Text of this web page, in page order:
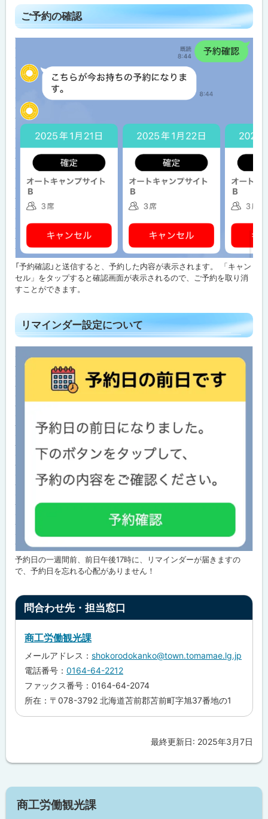
ト
ッ
プ
に
戻
る
ご予約の確認
「予約確認」と送信すると、予約した内容が表示されます。 「キャン
セル」をタップすると確認画面が表示されるので、ご予約を取り消
すことができます。
ト
ッ
プ
に
る
リマインダー設定について
予約日の一週間前、前日午後17時に、リマインダーが届きますの
で、予約日を忘れる心配がありません！
ト
問合わせ先・担当窓口
商工労働観光課
メールアドレス： shokorodokanko@town.tomamae.lg.jp
電話番号： 0164-64-2212
ファックス番号：0164-64-2074
所在：〒078-3792 北海道苫前郡苫前町字旭37番地の1
に
戻
最終更新日: 2025年3月7日
サ
商工労働観光課